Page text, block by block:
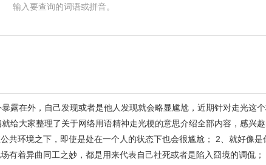
输入要查询的词语或拼音。
露在外，自己发现或者是他人发现就会略显尴尬，近期针对走光这
给大家整理了关于网络用语精神走光梗的意思介绍全部内容，感兴
共环境之下，即使是处在一个人的状态下也会很尴尬； 2、就好像
有着异曲同工之妙，都是用来代表自己社死或者是陷入囧境的调侃